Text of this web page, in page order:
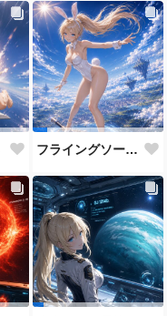
フライングソードとバニーガール